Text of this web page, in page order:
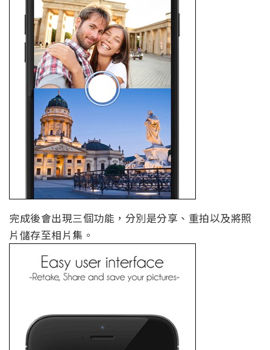
完成後會出現三個功能，分別是分享、重拍以及將照
片儲存至相片集。